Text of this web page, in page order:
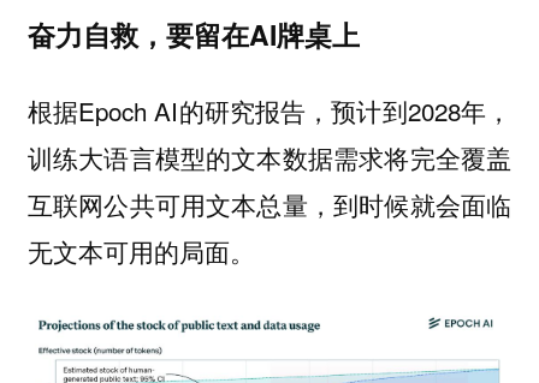
奋力自救，要留在AI牌桌上
根据Epoch AI的研究报告，预计到2028年，
训练大语言模型的文本数据需求将完全覆盖
互联网公共可用文本总量，到时候就会面临
无文本可用的局面。